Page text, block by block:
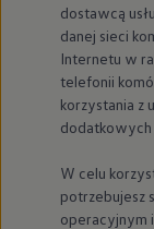
dostawcą
danej sieci
Internetu w
telefonii
korzystania z
dodatkowych
W celu
potrzebujesz
operacyjnym